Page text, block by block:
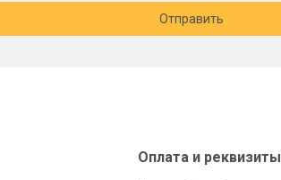
Отправить
Оплата и реквизиты